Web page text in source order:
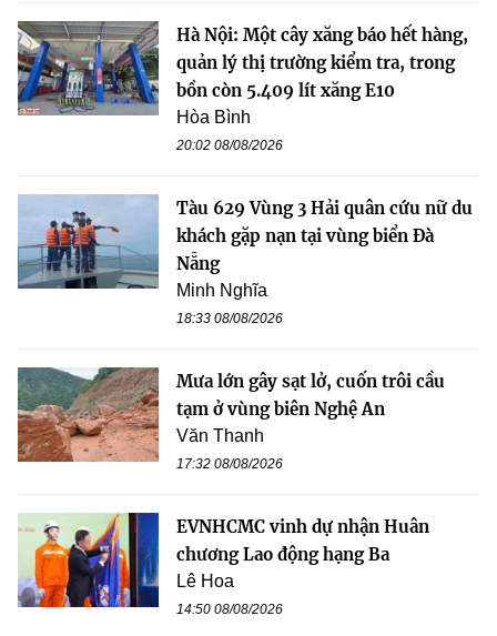
Hà Nội: Một cây xăng báo hết hàng,
quản lý thị trường kiểm tra, trong
bồn còn 5.409 lít xăng E10
Hòa Bình
20:02 08/08/2026
Tàu 629 Vùng 3 Hải quân cứu nữ du
khách gặp nạn tại vùng biển Đà
Nẵng
Minh Nghĩa
18:33 08/08/2026
Mưa lớn gây sạt lở, cuốn trôi cầu
tạm ở vùng biên Nghệ An
Văn Thanh
17:32 08/08/2026
EVNHCMC vinh dự nhận Huân
chương Lao động hạng Ba
Lê Hoa
14:50 08/08/2026